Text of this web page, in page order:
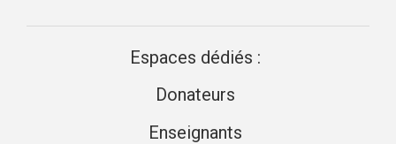
Espaces dédiés :
Donateurs
Enseignants